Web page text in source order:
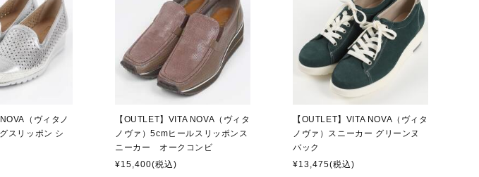
（ヴィタノ
スリッポン シ
【OUTLET】VITA NOVA（ヴィタ
ノヴァ）5cmヒールスリッポンス
ニーカー オークコンビ
¥15,400(税込)
【OUTLET】VITA NOVA（ヴィタ
ノヴァ）スニーカー グリーンヌ
バック
¥13,475(税込)